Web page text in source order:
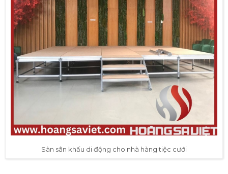
Sàn sân khấu di động cho nhà hàng tiệc cưới